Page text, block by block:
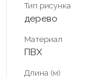
Тип рисунка
дерево
Материал
ПВХ
Длина (м)